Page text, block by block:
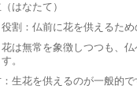
はなたて）
割：仏前に花を供えるため
は無常を象徴しつつも、
。
生花を供えるのが一般的